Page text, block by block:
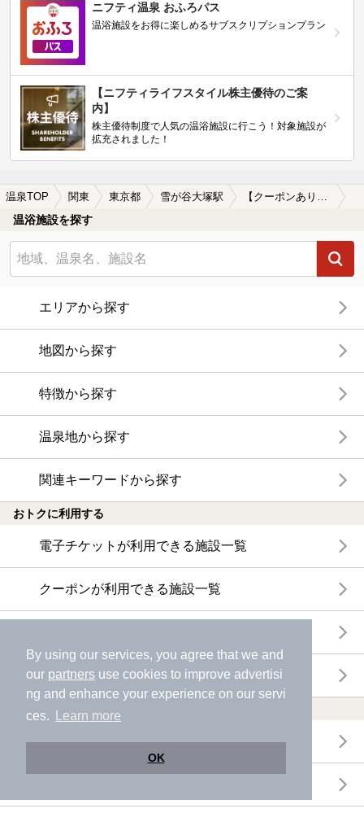
By using our services, you agree that we and
our partners use cookies to improve advertisi
ng and enhance your experience on our servi
ces.
Learn more
OK
ニフティ温泉 おふろパス
温浴施設をお得に楽しめるサブスクリプションプラン
【ニフティライフスタイル株主優待のご案
内】
株主優待制度で人気の温浴施設に行こう！対象施設が
拡充されました！
温泉TOP 関東 東京都 雪が谷大塚駅 【クーポンあり】女子旅・女子会におすすめの雪が谷大塚駅近くの温泉、日帰り温泉、スーパー銭湯おすすめ
温浴施設を探す
エリアから探す
地図から探す
特徴から探す
温泉地から探す
関連キーワードから探す
おトクに利用する
電子チケットが利用できる施設一覧
クーポンが利用できる施設一覧
今月の新着電子チケット・クーポン一覧
特集・ニュース
ニフティ温泉ニュース